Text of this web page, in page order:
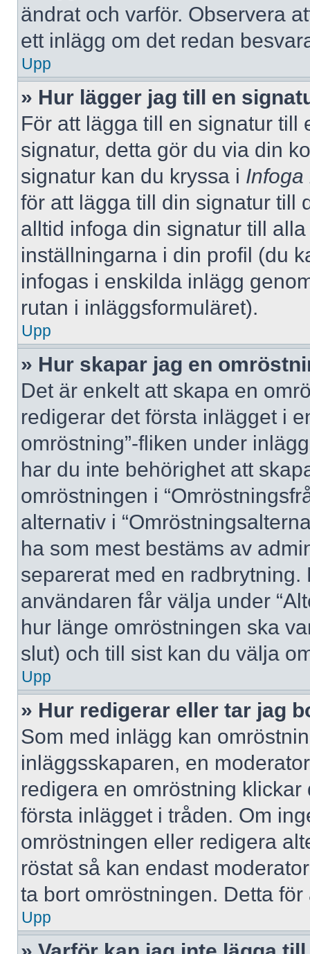
ändrat och varför. Observera
ett inlägg om det redan
Upp
» Hur lägger jag till en
För att lägga till en signatur till
signatur, detta gör du via din
signatur kan du kryssa i Infoga
för att lägga till din signatur till
alltid infoga din signatur till
inställningarna i din profil (du
infogas i enskilda inlägg
rutan i inläggsformuläret).
Upp
» Hur skapar jag en
Det är enkelt att skapa en
redigerar det första inlägget i
omröstning”-fliken under
har du inte behörighet att
omröstningen i
alternativ i
ha som mest bestäms av
separerat med en
användaren får välja under
hur länge omröstningen ska
slut) och till sist kan du välja
Upp
» Hur redigerar eller tar jag
Som med inlägg kan
inläggsskaparen, en
redigera en omröstning
första inlägget i tråden. Om
omröstningen eller redigera
röstat så kan endast
ta bort omröstningen. Detta
Upp